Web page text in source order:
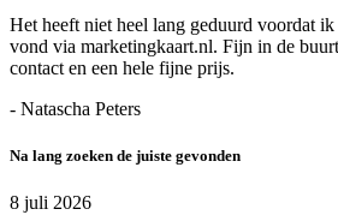
Het heeft niet heel lang geduurd voordat
vond via marketingkaart.nl. Fijn in de
contact en een hele fijne prijs.
- Natascha Peters
Na lang zoeken de juiste gevonden
8 juli 2026